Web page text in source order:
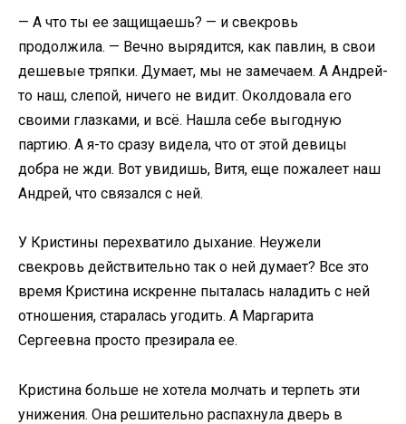
— А что ты ее защищаешь? — и свекровь
продолжила. — Вечно вырядится, как павлин, в свои
дешевые тряпки. Думает, мы не замечаем. А Андрей-
то наш, слепой, ничего не видит. Околдовала его
своими глазками, и всё. Нашла себе выгодную
партию. А я-то сразу видела, что от этой девицы
добра не жди. Вот увидишь, Витя, еще пожалеет наш
Андрей, что связался с ней.
У Кристины перехватило дыхание. Неужели
свекровь действительно так о ней думает? Все это
время Кристина искренне пыталась наладить с ней
отношения, старалась угодить. А Маргарита
Сергеевна просто презирала ее.
Кристина больше не хотела молчать и терпеть эти
унижения. Она решительно распахнула дверь в